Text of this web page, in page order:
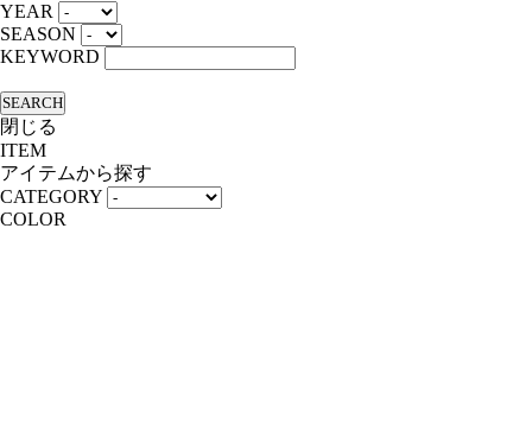
YEAR
SEASON
KEYWORD
SEARCH
閉じる
ITEM
アイテムから探す
CATEGORY
COLOR